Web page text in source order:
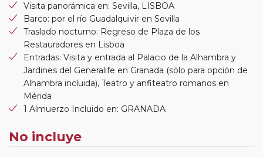
Visita panorámica en: Sevilla, LISBOA
Barco: por el río Guadalquivir en Sevilla
Traslado nocturno: Regreso de Plaza de los
Restauradores en Lisboa
Entradas: Visita y entrada al Palacio de la Alhambra y
Jardines del Generalife en Granada (sólo para opción de
Alhambra incluida), Teatro y anfiteatro romanos en
Mérida
1 Almuerzo Incluido en: GRANADA
No incluye